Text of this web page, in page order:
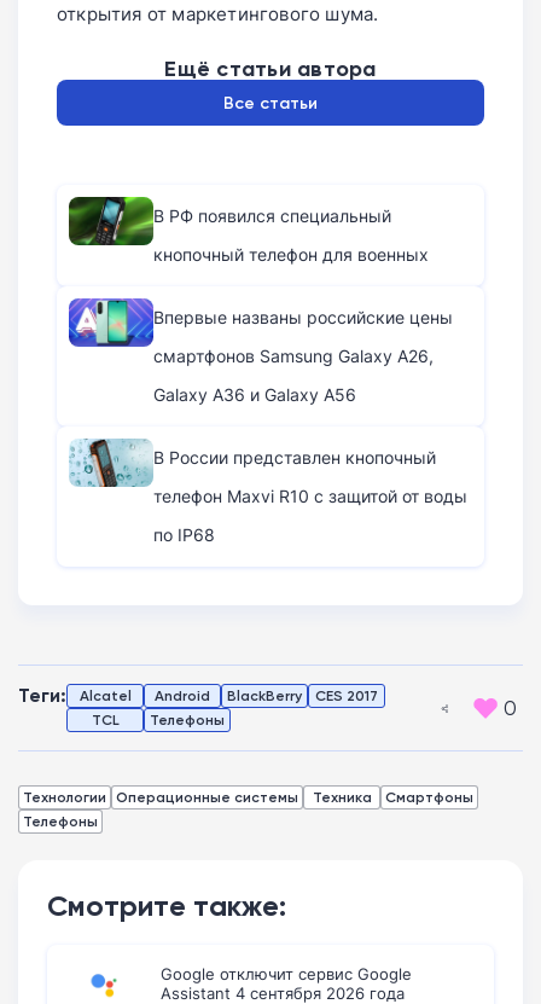
открытия от маркетингового шума.
Ещё статьи автора
Все статьи
В РФ появился специальный
кнопочный телефон для военных
Впервые названы российские цены
смартфонов Samsung Galaxy A26,
Galaxy A36 и Galaxy A56
В России представлен кнопочный
телефон Maxvi R10 с защитой от воды
по IP68
Теги: Alcatel Android BlackBerry
CES 2017
TCL
Телефоны 0
Технологии Операционные системы Техника
Смартфоны
Телефоны
Смотрите также:
Google отключит сервис Google
Assistant 4 сентября 2026 года